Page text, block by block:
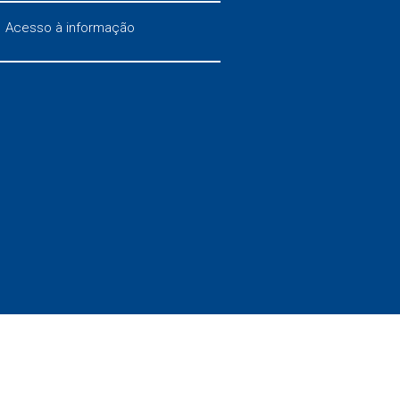
Acesso à informação